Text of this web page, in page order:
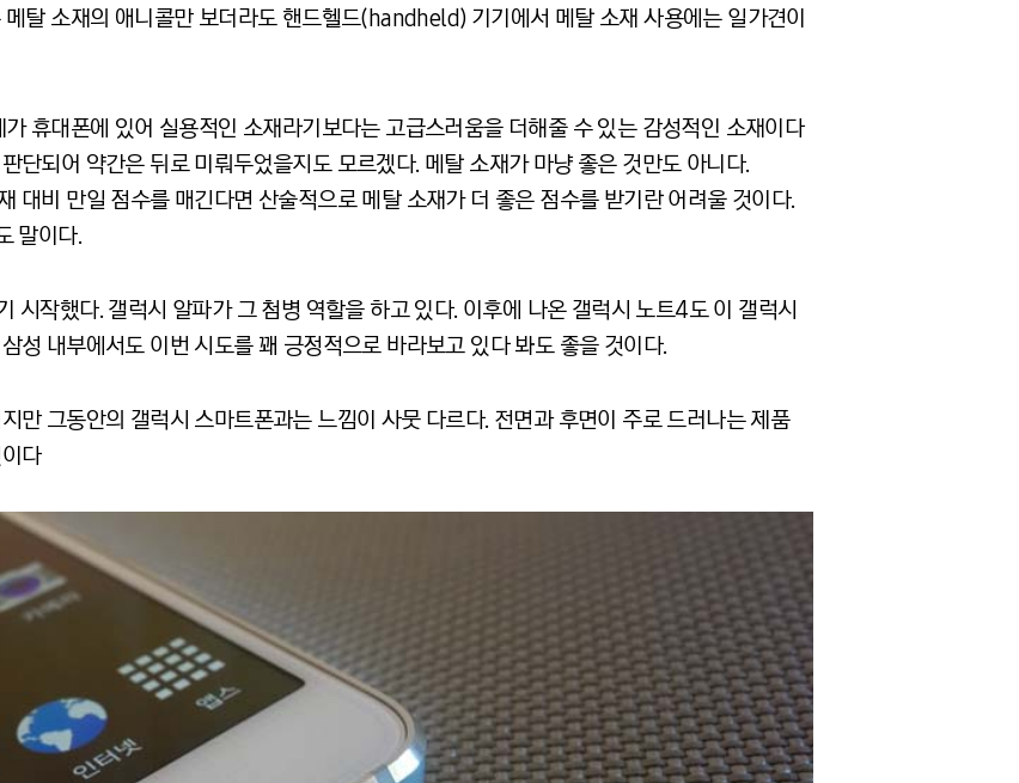
탈 소재의 애니콜만 보더라도 핸드헬드(handheld) 기기에서 메탈 소재 사용에는 일가견이
휴대폰에 있어 실용적인 소재라기보다는 고급스러움을 더해줄 수 있는 감성적인 소재이다
단되어 약간은 뒤로 미뤄두었을지도 모르겠다. 메탈 소재가 마냥 좋은 것만도 아니다.
대비 만일 점수를 매긴다면 산술적으로 메탈 소재가 더 좋은 점수를 받기란 어려울 것이다.
말이다.
시작했다. 갤럭시 알파가 그 첨병 역할을 하고 있다. 이후에 나온 갤럭시 노트4도 이 갤럭시
성 내부에서도 이번 시도를 꽤 긍정적으로 바라보고 있다 봐도 좋을 것이다.
만 그동안의 갤럭시 스마트폰과는 느낌이 사뭇 다르다. 전면과 후면이 주로 드러나는 제품
다